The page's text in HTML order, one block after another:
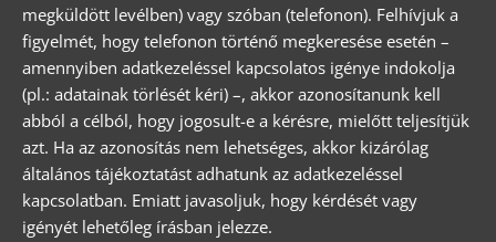
megküldött levélben) vagy szóban (telefonon). Felhívjuk a
figyelmét, hogy telefonon történő megkeresése esetén –
amennyiben adatkezeléssel kapcsolatos igénye indokolja
(pl.: adatainak törlését kéri) –, akkor azonosítanunk kell
abból a célból, hogy jogosult-e a kérésre, mielőtt teljesítjük
azt. Ha az azonosítás nem lehetséges, akkor kizárólag
általános tájékoztatást adhatunk az adatkezeléssel
kapcsolatban. Emiatt javasoljuk, hogy kérdését vagy
igényét lehetőleg írásban jelezze.